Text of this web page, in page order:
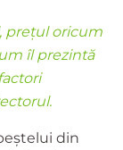
prețul oricum
îl prezintă
din